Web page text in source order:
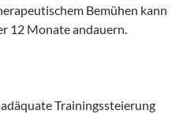
Bemühen kann
12 Monate andauern.
Trainingssteierung